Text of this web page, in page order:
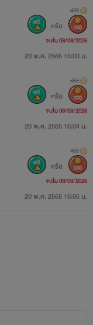
20 พ.ค. 2565 16:03 น.
400
หรือ 300
จบใน 08/08/2026
20 พ.ค. 2565 16:04 น.
400
หรือ 300
จบใน 08/08/2026
20 พ.ค. 2565 16:05 น.
400
หรือ 300
จบใน 08/08/2026